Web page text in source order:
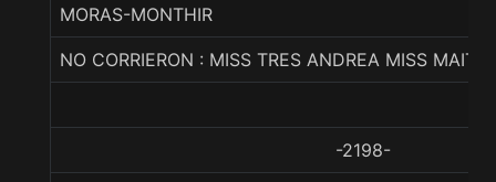
MORAS-MONTHIR
NO CORRIERON : MISS TRES ANDREA MISS MAITE
-2198-